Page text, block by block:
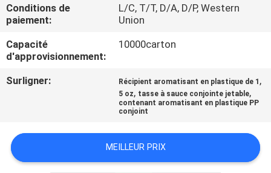
NOUS
NOUVELLES
PLAN
PRIVACY
Conditions de
paiement:
L/C, T/T, D/A, D/P, Western
Union
Capacité
d'approvisionnement:
10000carton
Surligner: Récipient aromatisant en plastique de 1 ,
5 oz, tasse à sauce conjointe jetable,
contenant aromatisant en plastique PP
conjoint
MEILLEUR PRIX